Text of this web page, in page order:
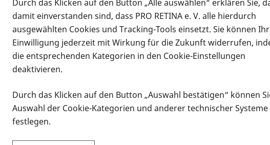
Infomaterial
Infomaterial
Durch das Klicken auf den Button „Alle auswählen“ erklären Sie,
damit einverstanden sind, dass PRO RETINA e. V. alle hierdurch
ausgewählten Cookies und Tracking-Tools einsetzt. Sie können
Einwilligung jederzeit mit Wirkung für die Zukunft widerrufen,
die entsprechenden Kategorien in den Cookie-Einstellungen
deaktivieren.
Durch das Klicken auf den Button „Auswahl bestätigen“ können
Auswahl der Cookie-Kategorien und anderer technischer
festlegen.